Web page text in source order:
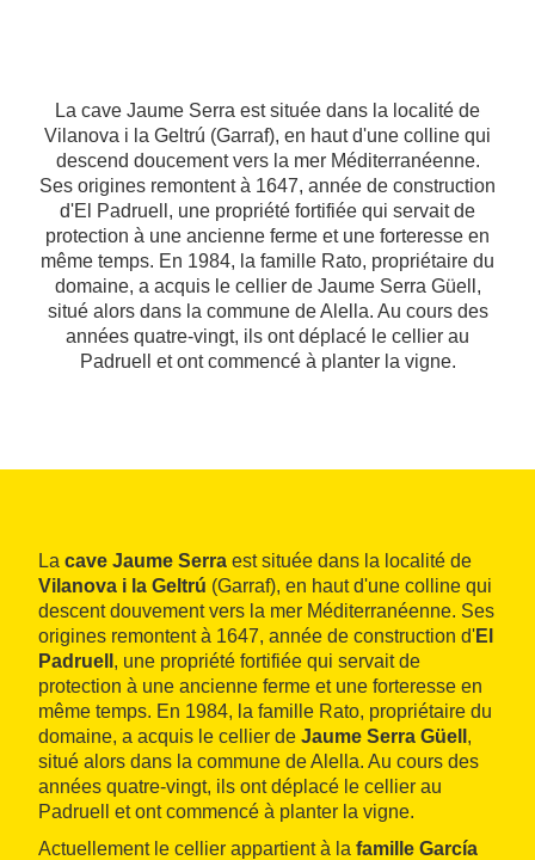
La cave Jaume Serra est située dans la localité de
Vilanova i la Geltrú (Garraf), en haut d'une colline qui
descend doucement vers la mer Méditerranéenne.
Ses origines remontent à 1647, année de construction
d'El Padruell, une propriété fortifiée qui servait de
protection à une ancienne ferme et une forteresse en
même temps. En 1984, la famille Rato, propriétaire du
domaine, a acquis le cellier de Jaume Serra Güell,
situé alors dans la commune de Alella. Au cours des
années quatre-vingt, ils ont déplacé le cellier au
Padruell et ont commencé à planter la vigne.
La cave Jaume Serra est située dans la localité de
Vilanova i la Geltrú (Garraf), en haut d'une colline qui
descent douvement vers la mer Méditerranéenne. Ses
origines remontent à 1647, année de construction d'El
Padruell , une propriété fortifiée qui servait de
protection à une ancienne ferme et une forteresse en
même temps. En 1984, la famille Rato, propriétaire du
domaine, a acquis le cellier de Jaume Serra Güell ,
situé alors dans la commune de Alella. Au cours des
années quatre-vingt, ils ont déplacé le cellier au
Padruell et ont commencé à planter la vigne.
Actuellement le cellier appartient à la famille García